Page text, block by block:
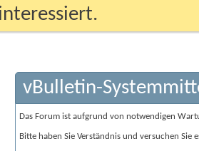
vBulletin-
Das Forum ist aufgrund von notwendigen
Bitte haben Sie Verständnis und versuchen Sie